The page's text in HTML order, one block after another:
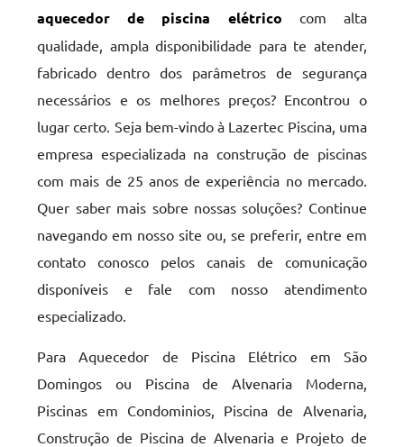
aquecedor de piscina elétrico com alta
qualidade, ampla disponibilidade para te atender,
fabricado dentro dos parâmetros de segurança
necessários e os melhores preços? Encontrou o
lugar certo. Seja bem-vindo à Lazertec Piscina, uma
empresa especializada na construção de piscinas
com mais de 25 anos de experiência no mercado.
Quer saber mais sobre nossas soluções? Continue
navegando em nosso site ou, se preferir, entre em
contato conosco pelos canais de comunicação
disponíveis e fale com nosso atendimento
especializado.
Para Aquecedor de Piscina Elétrico em São
Domingos ou Piscina de Alvenaria Moderna,
Piscinas em Condominios, Piscina de Alvenaria,
Construção de Piscina de Alvenaria e Projeto de